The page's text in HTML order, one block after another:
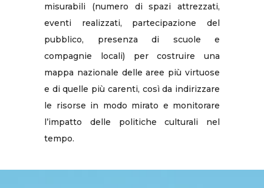
misurabili (numero di spazi attrezzati,
eventi realizzati, partecipazione del
pubblico, presenza di scuole e
compagnie locali) per costruire una
mappa nazionale delle aree più virtuose
e di quelle più carenti, così da indirizzare
le risorse in modo mirato e monitorare
l’impatto delle politiche culturali nel
tempo.